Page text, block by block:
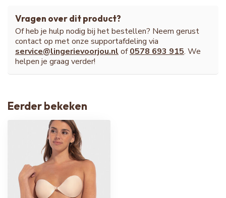
Vragen over dit product?
Of heb je hulp nodig bij het bestellen? Neem gerust
contact op met onze supportafdeling via
service@lingerievoorjou.nl of0578 693 915. We
helpen je graag verder!
Eerder bekeken